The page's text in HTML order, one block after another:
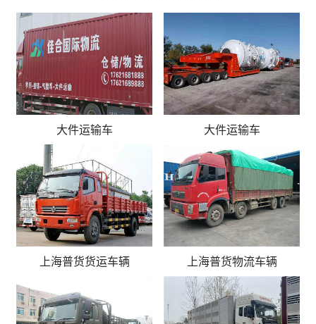
大件运输车 大件运输车
上海普货货运车辆 上海普货物流车辆